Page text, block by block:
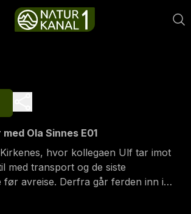
Ola Sinnes E01
hvor kollegaen Ulf tar imot
med transport og de siste
før avreise. Derfra går ferden inn i